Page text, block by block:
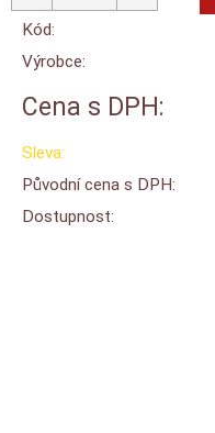
Kód:
Výrobce:
Cena s DPH:
Sleva:
Původní cena s DPH:
Dostupnost: